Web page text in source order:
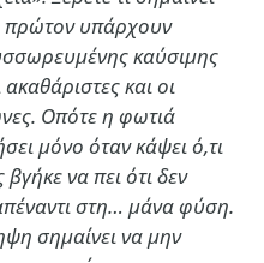
πρώτον υπάρχουν
καύσιμης
ακαθάριστες και οι
Οπότε η φωτιά
μόνο όταν κάψει ό,τι
να πει ότι δεν
στη… μάνα φύση.
σημαίνει να μην